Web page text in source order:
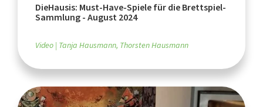
DieHausis: Must-Have-Spiele für die Brettspiel-
Sammlung - August 2024
Video Tanja Hausmann, Thorsten Hausmann